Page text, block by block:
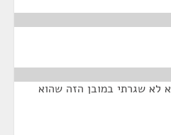
לא שגרתי במובן הזה שהוא